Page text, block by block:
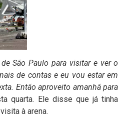
São Paulo para visitar e ver o
de contas e eu vou estar em
Então aproveito amanhã para
quarta. Ele disse que já tinha
à arena.